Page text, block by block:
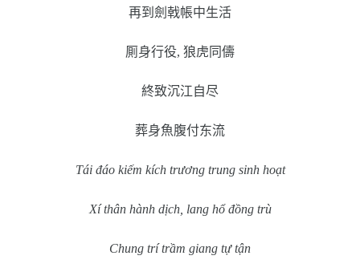
再到劍戟帳中生活
厠身行役, 狼虎同儔
終致沉江自尽
葬身魚腹付东流
Tái đáo kiếm kích trương trung sinh hoạt
Xí thân hành dịch, lang hổ đồng trù
Chung trí trầm giang tự tận